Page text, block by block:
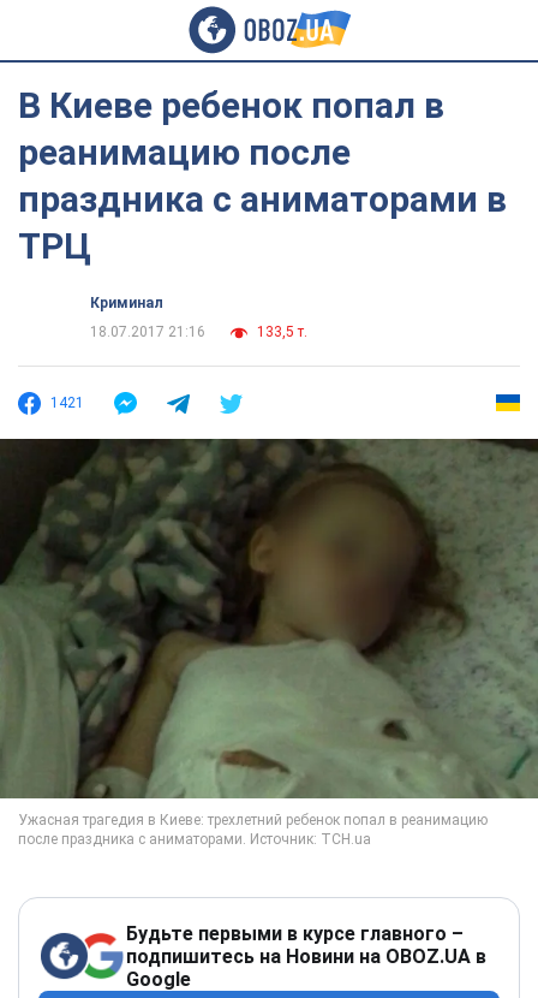
В Киеве ребенок попал в
реанимацию после
праздника с аниматорами в
ТРЦ
Криминал
18.07.2017 21:16
133,5 т.
1421
Будьте первыми в курсе главного –
подпишитесь на Новини на OBOZ.UA в
Google